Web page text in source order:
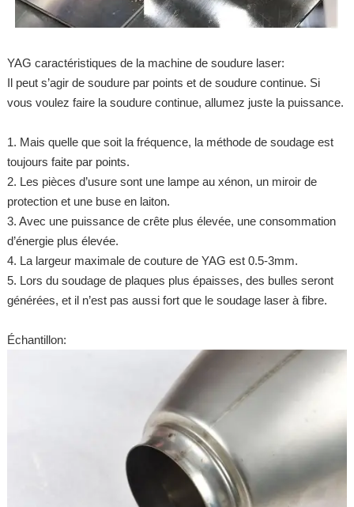
YAG caractéristiques de la machine de soudure laser:
Il peut s’agir de soudure par points et de soudure continue. Si
vous voulez faire la soudure continue, allumez juste la puissance.
1. Mais quelle que soit la fréquence, la méthode de soudage est
toujours faite par points.
2. Les pièces d’usure sont une lampe au xénon, un miroir de
protection et une buse en laiton.
3. Avec une puissance de crête plus élevée, une consommation
d’énergie plus élevée.
4. La largeur maximale de couture de YAG est 0.5-3mm.
5. Lors du soudage de plaques plus épaisses, des bulles seront
générées, et il n’est pas aussi fort que le soudage laser à fibre.
Échantillon: